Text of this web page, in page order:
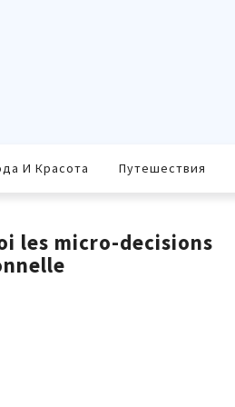
И Красота Путешествия
les micro-decisions